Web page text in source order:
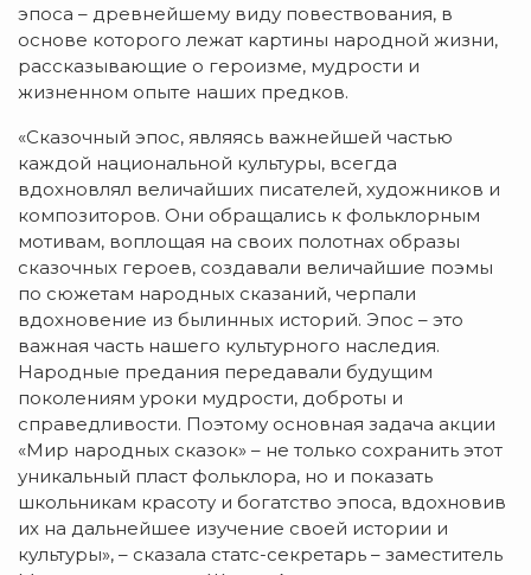
эпоса – древнейшему виду повествования, в
основе которого лежат картины народной жизни,
рассказывающие о героизме, мудрости и
жизненном опыте наших предков.
«Сказочный эпос, являясь важнейшей частью
каждой национальной культуры, всегда
вдохновлял величайших писателей, художников и
композиторов. Они обращались к фольклорным
мотивам, воплощая на своих полотнах образы
сказочных героев, создавали величайшие поэмы
по сюжетам народных сказаний, черпали
вдохновение из былинных историй. Эпос – это
важная часть нашего культурного наследия.
Народные предания передавали будущим
поколениям уроки мудрости, доброты и
справедливости. Поэтому основная задача акции
«Мир народных сказок» – не только сохранить этот
уникальный пласт фольклора, но и показать
школьникам красоту и богатство эпоса, вдохновив
их на дальнейшее изучение своей истории и
культуры», – сказала статс-секретарь – заместитель